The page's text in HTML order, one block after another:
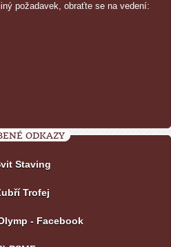
požadavek, obraťte se na vedení:
ODKAZY
Staving
Trofej
- Facebook